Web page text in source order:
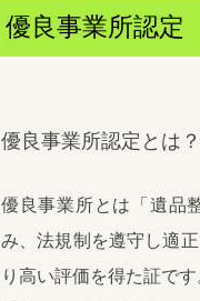
優良事業所認定
優良事業所認定とは？
優良事業所とは「遺品
み、法規制を遵守し適
り高い評価を得た証です